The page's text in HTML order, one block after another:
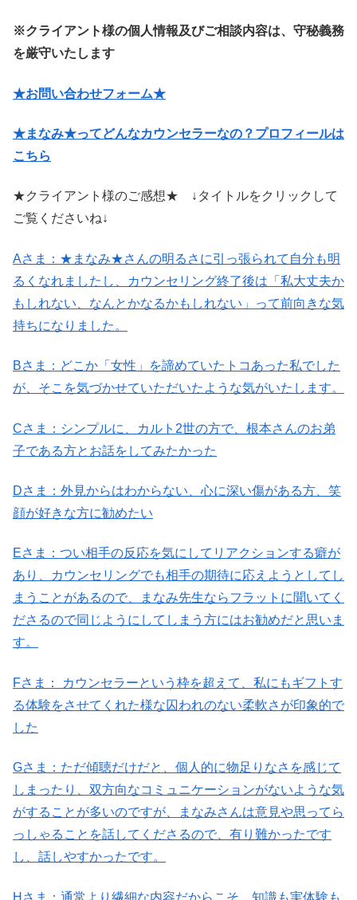
※クライアント様の個人情報及びご相談内容は、守秘義務
を厳守いたします
★お問い合わせフォーム★
★まなみ★ってどんなカウンセラーなの？プロフィールは
こちら
★クライアント様のご感想★ ↓タイトルをクリックして
ご覧くださいね↓
Aさま：★まなみ★さんの明るさに引っ張られて自分も明
るくなれましたし、カウンセリング終了後は「私大丈夫か
もしれない、なんとかなるかもしれない」って前向きな気
持ちになりました。
Bさま：どこか「女性」を諦めていたトコあった私でした
が、そこを気づかせていただいたような気がいたします。
Cさま：シンプルに、カルト2世の方で、根本さんのお弟
子である方とお話をしてみたかった
Dさま：外見からはわからない、心に深い傷がある方、笑
顔が好きな方に勧めたい
Eさま：つい相手の反応を気にしてリアクションする癖が
あり、カウンセリングでも相手の期待に応えようとしてし
まうことがあるので、まなみ先生ならフラットに聞いてく
ださるので同じようにしてしまう方にはお勧めだと思いま
す。
Fさま： カウンセラーという枠を超えて、私にもギフトす
る体験をさせてくれた様な囚われのない柔軟さが印象的で
した
Gさま：ただ傾聴だけだと、個人的に物足りなさを感じて
しまったり、双方向なコミュニケーションがないような気
がすることが多いのですが、まなみさんは意見や思ってら
っしゃることを話してくださるので、有り難かったです
し、話しやすかったです。
Hさま：通常より繊細な内容だからこそ、知識も実体験も